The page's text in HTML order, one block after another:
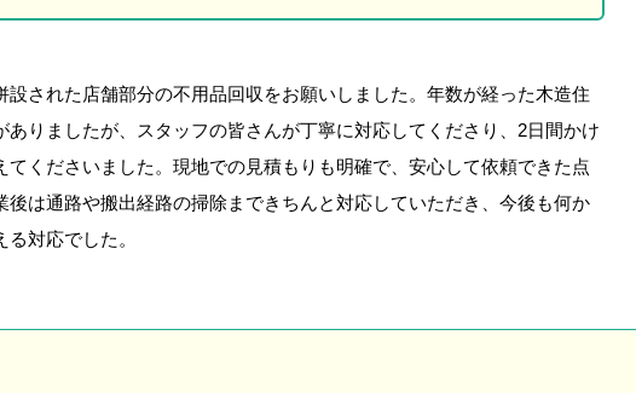
された店舗部分の不用品回収をお願いしました。年数が経った木造住
りましたが、スタッフの皆さんが丁寧に対応してくださり、2日間かけ
くださいました。現地での見積もりも明確で、安心して依頼できた点
後は通路や搬出経路の掃除まできちんと対応していただき、今後も何か
対応でした。